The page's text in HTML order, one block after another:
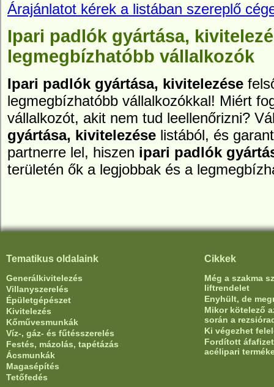
Árajánlatot kérek a listában szereplő
Ipari padlók gyártása,
legmegbízhatóbb vállalkozók
Ipari padlók gyártása, kivitelezése
legmegbízhatóbb vállalkozókkal! Miért
vállalkozót, akit nem tud leellenőrizni?
gyártása, kivitelezése listából, és
partnerre lel, hiszen ipari padlók
területén ők a legjobbak és a
Tematikus oldalaink
Generálkivitelezés
Villanyszerelés
Épületgépészet
Kivitelezés
Kőművesmunkák
Víz-, gáz- és fűtésszerelés
Festés, mázolás, tapétázás
Ácsmunkák
Magasépítés
Tetőfedés
Cikkek
Még a szakma
liftrendelet
Enyhült, de
Mikor kötelező
során a
Ki végezhet
Fordított
acélipari